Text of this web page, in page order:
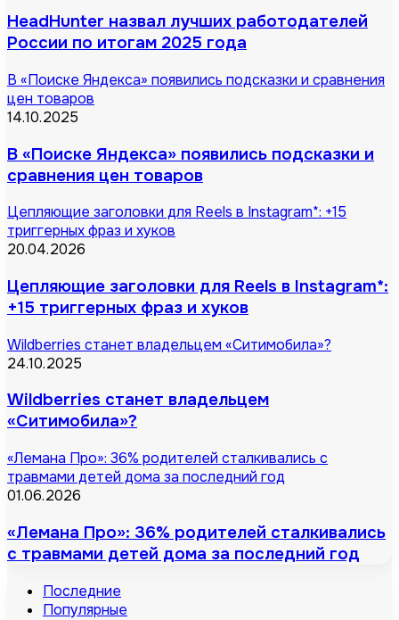
HeadHunter назвал лучших работодателей
России по итогам 2025 года
В «Поиске Яндекса» появились подсказки и сравнения
цен товаров
14.10.2025
В «Поиске Яндекса» появились подсказки и
сравнения цен товаров
Цепляющие заголовки для Reels в Instagram*: +15
триггерных фраз и хуков
20.04.2026
Цепляющие заголовки для Reels в Instagram*:
+15 триггерных фраз и хуков
Wildberries станет владельцем «Ситимобила»?
24.10.2025
Wildberries станет владельцем
«Ситимобила»?
«Лемана Про»: 36% родителей сталкивались с
травмами детей дома за последний год
01.06.2026
«Лемана Про»: 36% родителей сталкивались
с травмами детей дома за последний год
Последние
Популярные